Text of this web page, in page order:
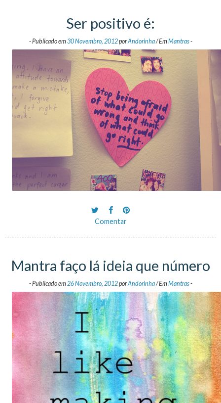
Ser positivo é:
-Publicado em30 Novembro, 2012porAndorinha/EmMantras-
Comentar
Mantra faço lá ideia que número
-Publicado em 26 Novembro, 2012porAndorinha/EmMantras-